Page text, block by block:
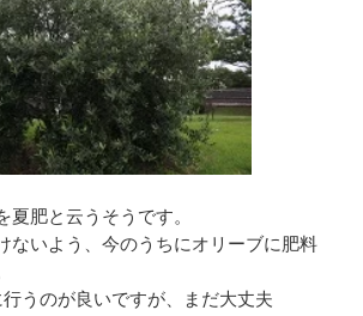
夏肥と云うそうです。
ないよう、今のうちにオリーブに肥料
うのが良いですが、まだ大丈夫